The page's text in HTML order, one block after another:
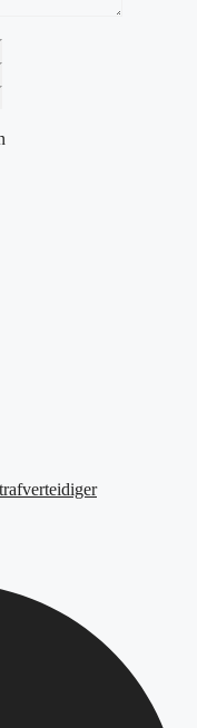
Mail-
Adresse